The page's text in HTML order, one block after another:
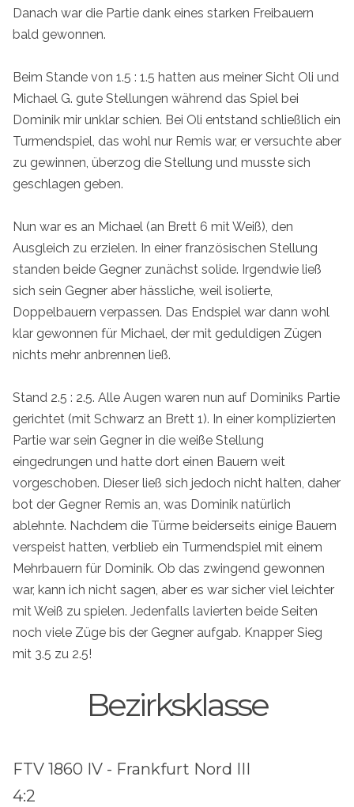
Danach war die Partie dank eines starken Freibauern
bald gewonnen.
Beim Stande von 1.5 : 1.5 hatten aus meiner Sicht Oli und
Michael G. gute Stellungen während das Spiel bei
Dominik mir unklar schien. Bei Oli entstand schließlich ein
Turmendspiel, das wohl nur Remis war, er versuchte aber
zu gewinnen, überzog die Stellung und musste sich
geschlagen geben.
Nun war es an Michael (an Brett 6 mit Weiß), den
Ausgleich zu erzielen. In einer französischen Stellung
standen beide Gegner zunächst solide. Irgendwie ließ
sich sein Gegner aber hässliche, weil isolierte,
Doppelbauern verpassen. Das Endspiel war dann wohl
klar gewonnen für Michael, der mit geduldigen Zügen
nichts mehr anbrennen ließ.
Stand 2.5 : 2.5. Alle Augen waren nun auf Dominiks Partie
gerichtet (mit Schwarz an Brett 1). In einer komplizierten
Partie war sein Gegner in die weiße Stellung
eingedrungen und hatte dort einen Bauern weit
vorgeschoben. Dieser ließ sich jedoch nicht halten, daher
bot der Gegner Remis an, was Dominik natürlich
ablehnte. Nachdem die Türme beiderseits einige Bauern
verspeist hatten, verblieb ein Turmendspiel mit einem
Mehrbauern für Dominik. Ob das zwingend gewonnen
war, kann ich nicht sagen, aber es war sicher viel leichter
mit Weiß zu spielen. Jedenfalls lavierten beide Seiten
noch viele Züge bis der Gegner aufgab. Knapper Sieg
mit 3.5 zu 2.5!
Bezirksklasse
FTV 1860 IV - Frankfurt Nord III
4:2